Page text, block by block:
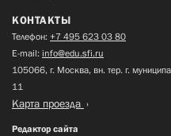
КОНТАКТЫ
Телефон: +7 495 623 03 80
E-mail: info@edu.sfi.ru
105066, г. Москва, вн. тер. г.
11
Карта проезда
Редактор сайта